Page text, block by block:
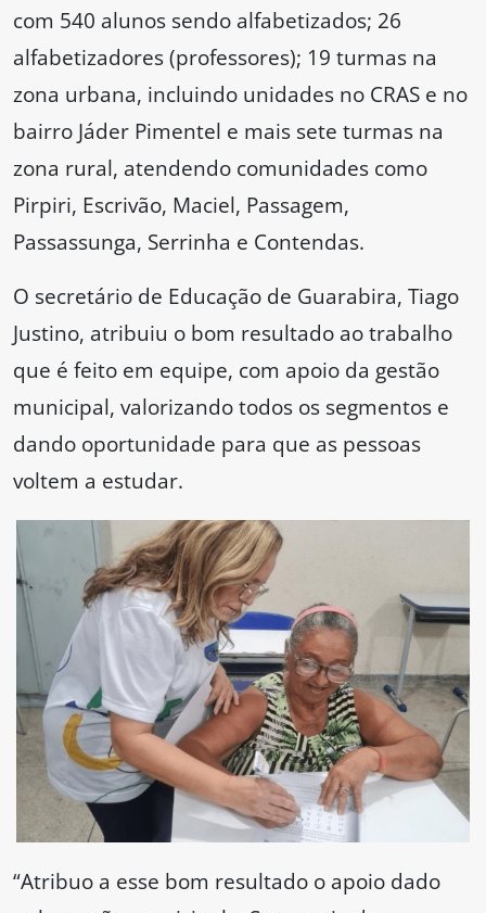
com 540 alunos sendo alfabetizados; 26
alfabetizadores (professores); 19 turmas na
zona urbana, incluindo unidades no CRAS e no
bairro Jáder Pimentel e mais sete turmas na
zona rural, atendendo comunidades como
Pirpiri, Escrivão, Maciel, Passagem,
Passassunga, Serrinha e Contendas.
O secretário de Educação de Guarabira, Tiago
Justino, atribuiu o bom resultado ao trabalho
que é feito em equipe, com apoio da gestão
municipal, valorizando todos os segmentos e
dando oportunidade para que as pessoas
voltem a estudar.
“Atribuo a esse bom resultado o apoio dado